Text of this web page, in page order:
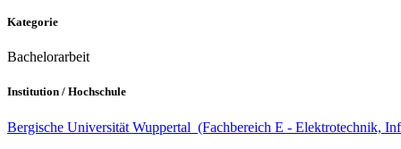
Kategorie
Bachelorarbeit
Institution / Hochschule
Bergische Universität Wuppertal (Fachbereich E - Elektrotechnik,